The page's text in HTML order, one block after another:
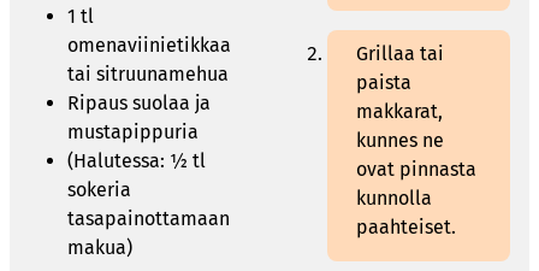
1 tl
omenaviinietikkaa
tai sitruunamehua
Ripaus suolaa ja
mustapippuria
(Halutessa: ½ tl
sokeria
tasapainottamaan
makua)
Grillaa tai
paista
makkarat,
kunnes ne
ovat pinnasta
kunnolla
paahteiset.